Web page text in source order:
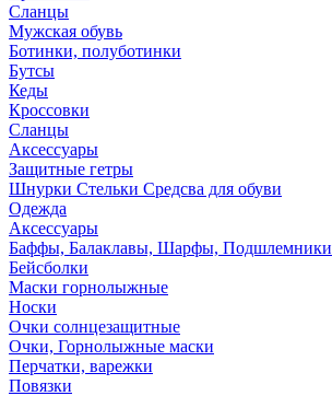
Сланцы
Мужская обувь
Ботинки, полуботинки
Бутсы
Кеды
Кроссовки
Сланцы
Аксессуары
Защитные гетры
Шнурки Стельки Средсва для обуви
Одежда
Аксессуары
Баффы, Балаклавы, Шарфы, Подшлемники
Бейсболки
Маски горнолыжные
Носки
Очки солнцезащитные
Очки, Горнолыжные маски
Перчатки, варежки
Повязки